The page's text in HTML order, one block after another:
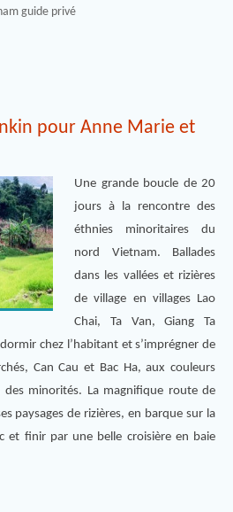
guide privé
pour Anne Marie et
Une grande boucle de 20
jours à la rencontre des
éthnies minoritaires du
nord Vietnam. Ballades
dans les vallées et rizières
de village en villages Lao
Chai, Ta Van, Giang Ta
chez l’habitant et s’imprégner de
Can Cau et Bac Ha, aux couleurs
des minorités. La magnifique route de
paysages de rizières, en barque sur la
et finir par une belle croisière en baie